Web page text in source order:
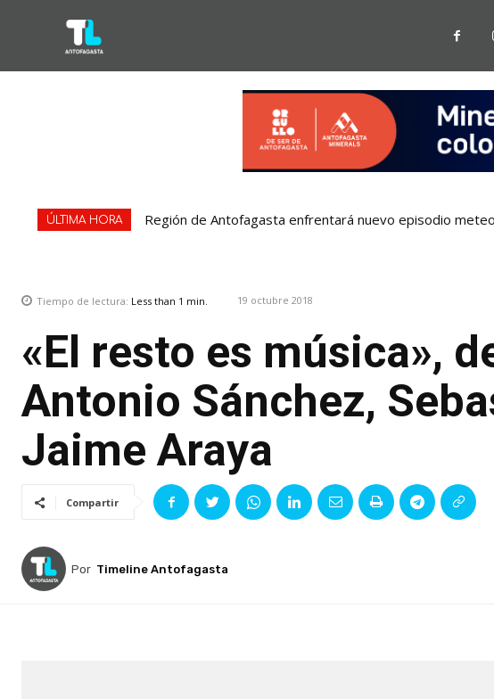
ÚLTIMA HORA Región de Antofagasta enfrentará nuevo episodio
Tiempo de lectura: Less than 1 min. 19 octubre 2018
«El resto es música»,
Antonio Sánchez,
Jaime Araya
Compartir
Por Timeline Antofagasta